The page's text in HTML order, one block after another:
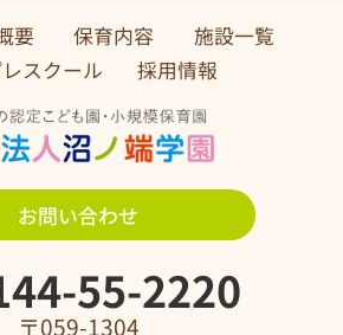
要 保育内容
施設一覧
クール
採用情報
お問い合わせ
55-2220
〒059-1304